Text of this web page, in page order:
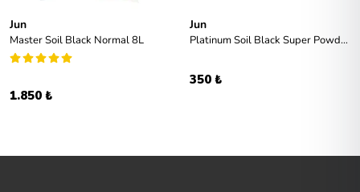
Jun
Master Soil Black Normal 8L
1.850 ₺
Jun
Platinum Soil Black Super Powder 1l
350 ₺